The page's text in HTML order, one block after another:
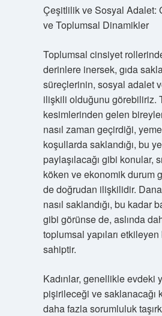
Çeşitlilik ve Sosyal Adalet:
ve Toplumsal Dinamikler
Toplumsal cinsiyet
derinlere inersek, gıda
süreçlerinin, sosyal adalet
ilişkili olduğunu görebiliriz.
kesimlerinden gelen
nasıl zaman geçirdiği,
koşullarda saklandığı, bu
paylaşılacağı gibi konular,
köken ve ekonomik durum
de doğrudan ilişkilidir.
nasıl saklandığı, bu kadar
gibi görünse de, aslında
toplumsal yapıları
sahiptir.
Kadınlar, genellikle evdeki
pişirileceği ve saklanacağı
daha fazla sorumluluk